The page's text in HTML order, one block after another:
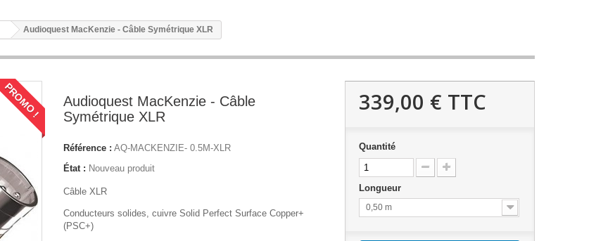
Audioquest MacKenzie - Câble Symétrique XLR
PROMO !
Audioquest MacKenzie - Câble
Symétrique XLR
Référence : AQ-MACKENZIE- 0.5M-XLR
État : Nouveau produit
Câble XLR
Conducteurs solides, cuivre Solid Perfect Surface Copper+
(PSC+)
339,00 € TTC
Quantité
Longueur
0,50 m